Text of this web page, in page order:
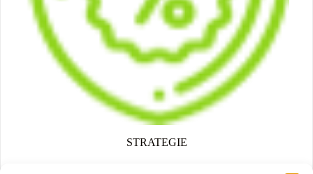
STRATEGIE